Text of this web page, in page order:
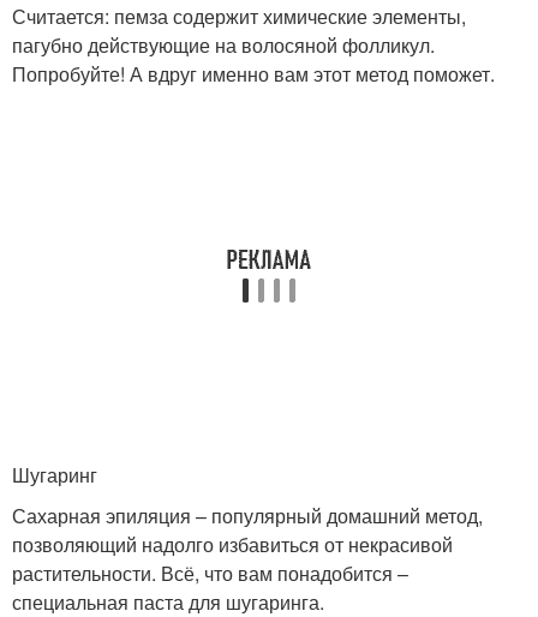
Считается: пемза содержит химические элементы,
пагубно действующие на волосяной фолликул.
Попробуйте! А вдруг именно вам этот метод поможет.
Шугаринг
Сахарная эпиляция – популярный домашний метод,
позволяющий надолго избавиться от некрасивой
растительности. Всё, что вам понадобится –
специальная паста для шугаринга.